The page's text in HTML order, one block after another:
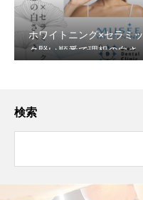
ホワイトニング×セラミッ
ク賢い順番で理想の白さ
検索